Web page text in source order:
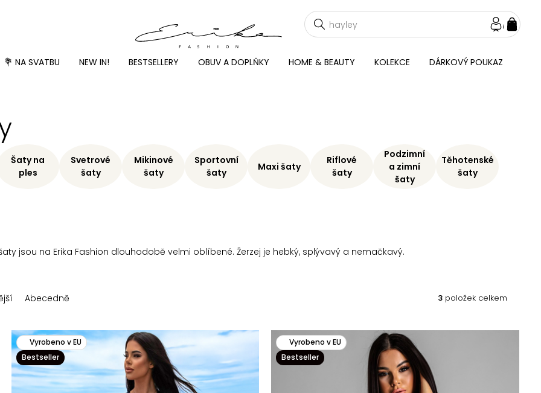
💐 NA SVATBU NEW IN! BESTSELLERY OBUV A DOPLŇKY HOME & BEAUTY KOLEKCE DÁRKOVÝ POUKAZ
jsou na Erika Fashion dlouhodobě velmi oblíbené. Žerzej je hebký, splývavý a nemačkavý.
Šaty na
ples
Svetrové
šaty
Mikinové
šaty
Sportovní
šaty
Maxi šaty
Riflové
šaty
Podzimní
a zimní
šaty
Těhotenské
šaty
Abecedně 3 položek celkem
Vyrobeno v EU
Bestseller
Vyrobeno v EU
Bestseller